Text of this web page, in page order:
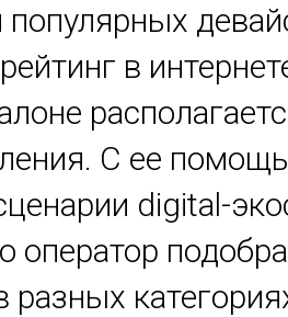
в
С ее
digital-
оператор
разных